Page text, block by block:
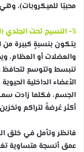
محببًا للميكروبات)،
3- النسيج تحت الجلدي (الطبقة الداخلية الدهنية) Hypodermis:
يتكون بنسبةٍ كبيرة
والعضلات أو العظام،
تنبسط وتتوسع لتحافظ
الأعضاء الداخلية
الجسم، فكلما زادت
أكثر عُرضةً لتراكم
فانظر وتأمل في خلق
عمق أنسجة متساوية